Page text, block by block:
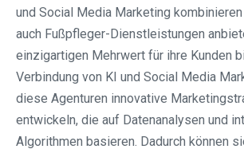
und Social Media Marketing
auch Fußpfleger-Dienstleistungen
einzigartigen Mehrwert für ihre Kunden
Verbindung von KI und Social Media
diese Agenturen innovative
entwickeln, die auf Datenanalysen und
Algorithmen basieren. Dadurch können